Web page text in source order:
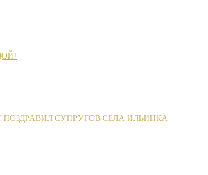
СУПРУГОВ СЕЛА ИЛЬИНКА